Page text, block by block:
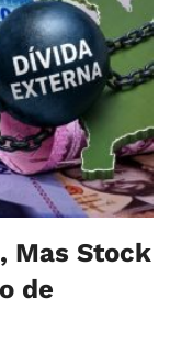
Mas Stock
de